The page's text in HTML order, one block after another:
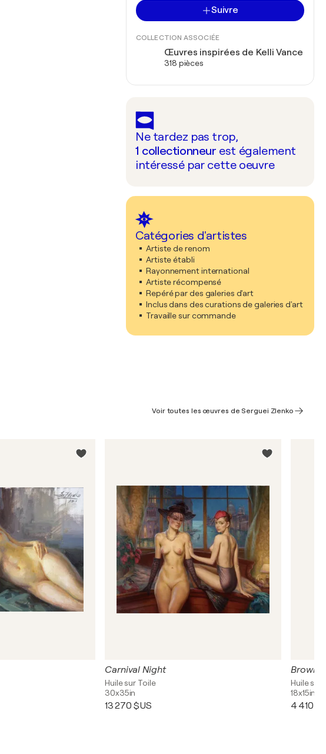
Suivre
COLLECTION ASSOCIÉE
Œuvres inspirées de Kelli Vance
318 pièces
Ne tardez pas trop,
1 collectionneur est également
intéressé par cette oeuvre
Catégories d'artistes
Artiste de renom
Artiste établi
Rayonnement international
Artiste récompensé
Repéré par des galeries d'art
Inclus dans des curations de galeries d'art
Travaille sur commande
Voir toutes les œuvres de Serguei Zlenko
Carnival Night
Huile sur Toile
30x35in
13 270 $US
Brown-
Huile sur
18x15in
4 410